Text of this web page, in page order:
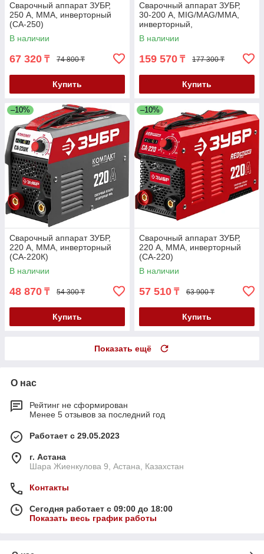
Сварочный аппарат ЗУБР,
250 А, MMA, инверторный
(СА-250)
В наличии
67 320 ₸ 74 800 ₸
Купить
Сварочный аппарат ЗУБР,
30-200 А, MIG/MAG/MMA,
инверторный,
полуавтоматический
(ПС-200)
В наличии
159 570 ₸ 177 300 ₸
Купить
–10%
Сварочный аппарат ЗУБР,
220 А, MMA, инверторный
(СА-220К)
В наличии
48 870 ₸ 54 300 ₸
Купить
–10%
Сварочный аппарат ЗУБР,
220 А, MMA, инверторный
(СА-220)
В наличии
57 510 ₸ 63 900 ₸
Купить
Показать ещё
О нас
Рейтинг не сформирован
Менее 5 отзывов за последний год
Работает с 29.05.2023
г. Астана
Шара Жиенкулова 9, Астана, Казахстан
Контакты
Сегодня работает с 09:00 до 18:00
Показать весь график работы